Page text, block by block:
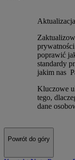
poprawić
standardy
jakim nas
Kluczowe
tego,
dane
Powrót do góry